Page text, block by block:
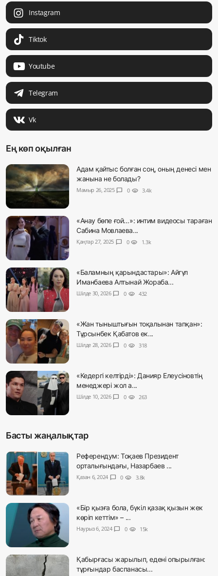
Instagram
Tiktok
Youtube
Telegram
Vk
Ең көп оқылған
Адам қайтыс болған соң, оның денесі мен
жанына не болады?
Мамыр 26, 2025 chat_bubble 0 visibility 3.4k
«Анау бөпе ғой…»: интим видеосы тараған
Сабина Мовлаева...
Қаңтар 27, 2025 chat_bubble 0 visibility 1.3k
«Баламның қарындастары»: Айгүл
Иманбаева Алтынай Жораба...
Шілде 30, 2026 chat_bubble 0 visibility 432
«Жан тыныштығын тоқалынан тапқан»:
Тұрсынбек Қабатов ек...
Шілде 28, 2026 chat_bubble 0 visibility 318
«Кедергі келтірді»: Данияр Елеусіновтің
менеджері жол а...
Шілде 10, 2026 chat_bubble 0 visibility 263
Басты жаңалықтар
Референдум: Тоқаев Президент
орталығындағы, Назарбаев ...
Қазан 6, 2024 chat_bubble 0 visibility 3.8k
«Бір қызға бола, бүкіл қазақ қызын жек
көріп кеттім» – ...
Наурыз 6, 2024 chat_bubble 0 visibility 15k
Қабырғасы жарылып, едені опырылған:
тұрғындар баспанасы...